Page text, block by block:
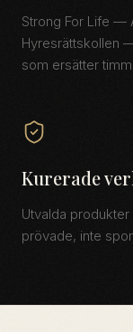
Strong For Life —
Hyresrättskollen
som ersätter
Kurerade
Utvalda
prövade, inte